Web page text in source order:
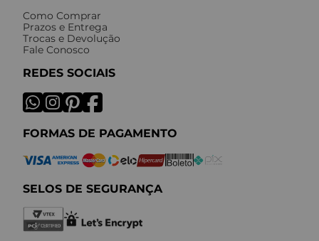
Como Comprar
Prazos e Entrega
Trocas e Devolução
Fale Conosco
REDES SOCIAIS
FORMAS DE PAGAMENTO
SELOS DE SEGURANÇA